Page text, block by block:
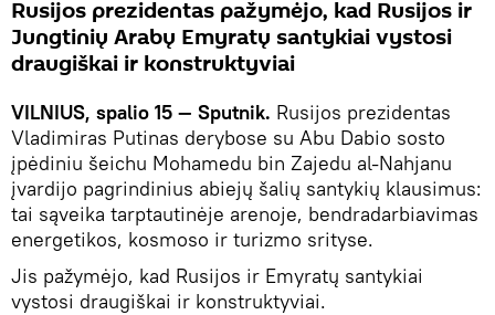
Rusijos prezidentas pažymėjo, kad Rusijos ir
Jungtinių Arabų Emyratų santykiai vystosi
draugiškai ir konstruktyviai
VILNIUS, spalio 15 — Sputnik. Rusijos prezidentas
Vladimiras Putinas derybose su Abu Dabio sosto
įpėdiniu šeichu Mohamedu bin Zajedu al-Nahjanu
įvardijo pagrindinius abiejų šalių santykių klausimus:
tai sąveika tarptautinėje arenoje, bendradarbiavimas
energetikos, kosmoso ir turizmo srityse.
Jis pažymėjo, kad Rusijos ir Emyratų santykiai
vystosi draugiškai ir konstruktyviai.